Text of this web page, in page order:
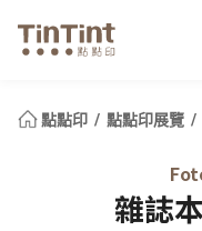
點點印 點點印展覽
雜誌